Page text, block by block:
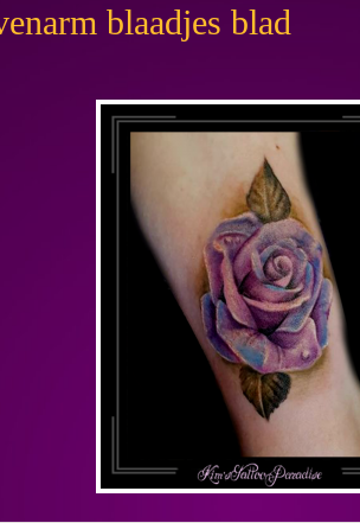
blaadjes blad